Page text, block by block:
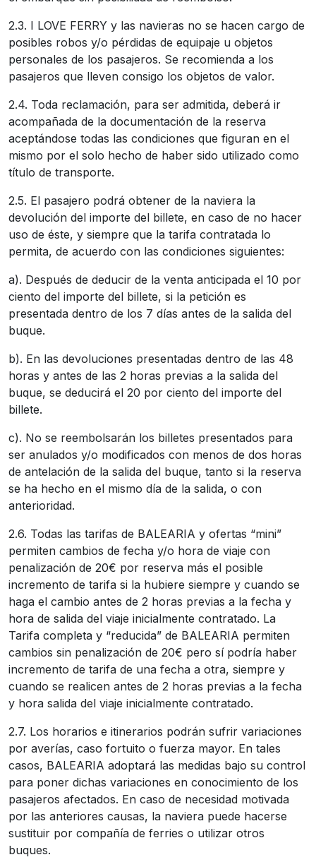
2.3. I LOVE FERRY y las navieras no se hacen cargo de
posibles robos y/o pérdidas de equipaje u objetos
personales de los pasajeros. Se recomienda a los
pasajeros que lleven consigo los objetos de valor.
2.4. Toda reclamación, para ser admitida, deberá ir
acompañada de la documentación de la reserva
aceptándose todas las condiciones que figuran en el
mismo por el solo hecho de haber sido utilizado como
título de transporte.
2.5. El pasajero podrá obtener de la naviera la
devolución del importe del billete, en caso de no hacer
uso de éste, y siempre que la tarifa contratada lo
permita, de acuerdo con las condiciones siguientes:
a). Después de deducir de la venta anticipada el 10 por
ciento del importe del billete, si la petición es
presentada dentro de los 7 días antes de la salida del
buque.
b). En las devoluciones presentadas dentro de las 48
horas y antes de las 2 horas previas a la salida del
buque, se deducirá el 20 por ciento del importe del
billete.
c). No se reembolsarán los billetes presentados para
ser anulados y/o modificados con menos de dos horas
de antelación de la salida del buque, tanto si la reserva
se ha hecho en el mismo día de la salida, o con
anterioridad.
2.6. Todas las tarifas de BALEARIA y ofertas “mini”
permiten cambios de fecha y/o hora de viaje con
penalización de 20€ por reserva más el posible
incremento de tarifa si la hubiere siempre y cuando se
haga el cambio antes de 2 horas previas a la fecha y
hora de salida del viaje inicialmente contratado. La
Tarifa completa y “reducida” de BALEARIA permiten
cambios sin penalización de 20€ pero sí podría haber
incremento de tarifa de una fecha a otra, siempre y
cuando se realicen antes de 2 horas previas a la fecha
y hora salida del viaje inicialmente contratado.
2.7. Los horarios e itinerarios podrán sufrir variaciones
por averías, caso fortuito o fuerza mayor. En tales
casos, BALEARIA adoptará las medidas bajo su control
para poner dichas variaciones en conocimiento de los
pasajeros afectados. En caso de necesidad motivada
por las anteriores causas, la naviera puede hacerse
sustituir por compañía de ferries o utilizar otros
buques.